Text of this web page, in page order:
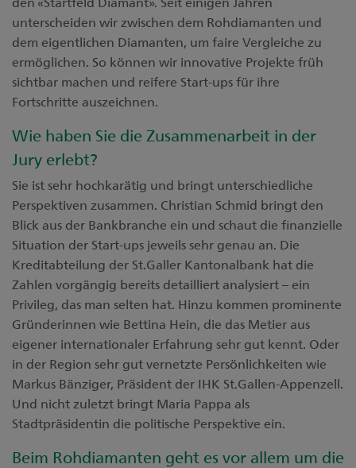
unterscheiden wir zwischen dem Rohdiamanten und
dem eigentlichen Diamanten, um faire Vergleiche zu
ermöglichen. So können wir innovative Projekte früh
sichtbar machen und reifere Start-ups für ihre
Fortschritte auszeichnen.
Wie haben Sie die Zusammenarbeit in der
Jury erlebt?
Sie ist sehr hochkarätig und bringt unterschiedliche
Perspektiven zusammen. Christian Schmid bringt den
Blick aus der Bankbranche ein und schaut die finanzielle
Situation der Start-ups jeweils sehr genau an. Die
Kreditabteilung der St.Galler Kantonalbank hat die
Zahlen vorgängig bereits detailliert analysiert – ein
Privileg, das man selten hat. Hinzu kommen prominente
Gründerinnen wie Bettina Hein, die das Metier aus
eigener internationaler Erfahrung sehr gut kennt. Oder
in der Region sehr gut vernetzte Persönlichkeiten wie
Markus Bänziger, Präsident der IHK St.Gallen-Appenzell.
Und nicht zuletzt bringt Maria Pappa als
Stadtpräsidentin die politische Perspektive ein.
Beim Rohdiamanten geht es vor allem um die